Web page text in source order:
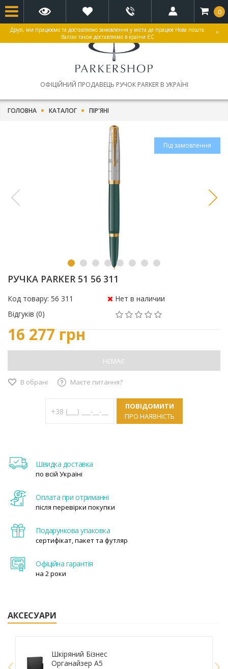
Друзі, ми працюємо та доставляємо замовлення у міста де працює Нова пошта.
Валізи також доставляємо в країни ЄС
×
ОФІЦІЙНИЙ ПРОДАВЕЦЬ РУЧОК PARKER В УКРАЇНІ
0
ГОЛОВНА КАТАЛОГ ПІР'ЯНІ
Під замовлення
РУЧКА PARKER 51 56 311
Код товару: 56 311
Нет в наличии
Відгуків (0)
16 277 грн
НЕМАЄ
В обрані Маєте питання?
ПОВІДОМИТИ
ПРО НАЯВНІСТЬ
Швидка доставка
по всій Україні
Оплата при отриманні
після перевірки покупки
Подарункова упаковка
сертифікат, пакет та футляр
Офіційна гарантія
на 2 роки
АКСЕСУАРИ
Шкіряний Бізнес
Органайзер A5